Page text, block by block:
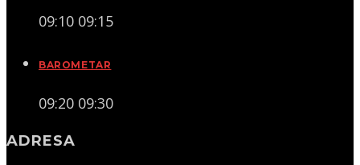
09:10 09:15
BAROMETAR
09:20 09:30
ADRESA